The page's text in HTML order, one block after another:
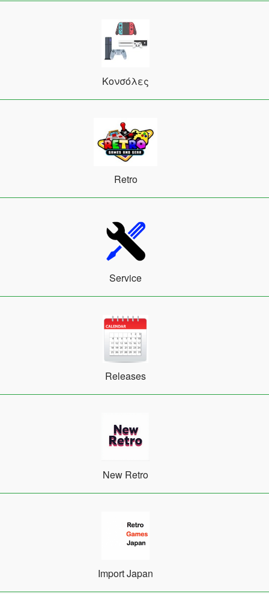
Κονσόλες
Retro
Service
Releases
New Retro
Import Japan